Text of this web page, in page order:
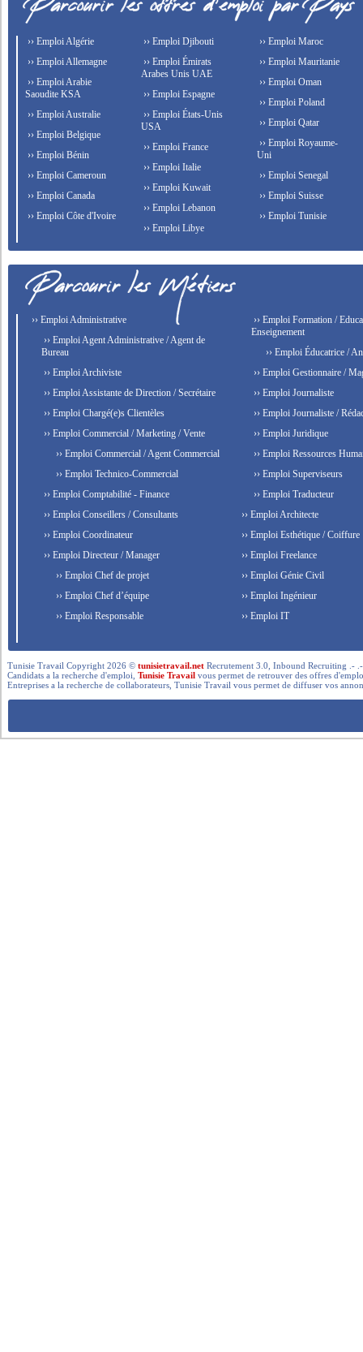
›› Emploi Algérie
›› Emploi Allemagne
›› Emploi Arabie
Saoudite KSA
›› Emploi Australie
›› Emploi Belgique
›› Emploi Bénin
›› Emploi Cameroun
›› Emploi Canada
›› Emploi Côte d'Ivoire
›› Emploi Djibouti
›› Emploi Émirats
Arabes Unis UAE
›› Emploi Espagne
›› Emploi États-Unis
USA
›› Emploi France
›› Emploi Italie
›› Emploi Kuwait
›› Emploi Lebanon
›› Emploi Libye
›› Emploi Maroc
›› Emploi Mauritanie
›› Emploi Oman
›› Emploi Poland
›› Emploi Qatar
›› Emploi Royaume-
Uni
›› Emploi Senegal
›› Emploi Suisse
›› Emploi Tunisie
›› Emploi Administrative
›› Emploi Agent Administrative / Agent de
Bureau
›› Emploi Archiviste
›› Emploi Assistante de Direction / Secrétaire
›› Emploi Chargé(e)s Clientèles
›› Emploi Commercial / Marketing / Vente
›› Emploi Commercial / Agent Commercial
›› Emploi Technico-Commercial
›› Emploi Comptabilité - Finance
›› Emploi Conseillers / Consultants
›› Emploi Coordinateur
›› Emploi Directeur / Manager
›› Emploi Chef de projet
›› Emploi Chef d’équipe
›› Emploi Responsable
›› Emploi Formation /
Enseignement
›› Emploi Éducatrice /
›› Emploi Gestionnaire /
›› Emploi Journaliste
›› Emploi Journaliste /
›› Emploi Juridique
›› Emploi Ressources
›› Emploi Superviseurs
›› Emploi Traducteur
›› Emploi Architecte
›› Emploi Esthétique / Coiffure
›› Emploi Freelance
›› Emploi Génie Civil
›› Emploi Ingénieur
›› Emploi IT
Tunisie Travail Copyright 2026 ©tunisietravail.net Recrutement 3.0, Inbound Recruiting .-
Candidats a la recherche d'emploi,Tunisie Travail vous permet de retrouver des offres
Entreprises a la recherche de collaborateurs, Tunisie Travail vous permet de diffuser vos